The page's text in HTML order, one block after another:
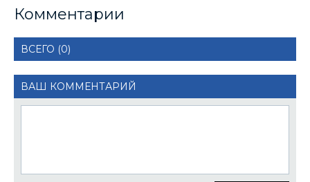
Комментарии
ВСЕГО (0)
ВАШ КОММЕНТАРИЙ